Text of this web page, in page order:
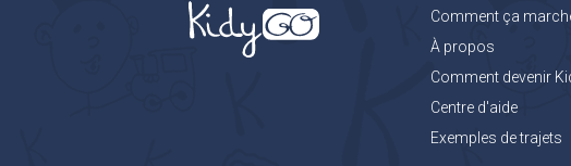
Comment ça
À propos
Comment devenir
Centre d'aide
Exemples de trajets